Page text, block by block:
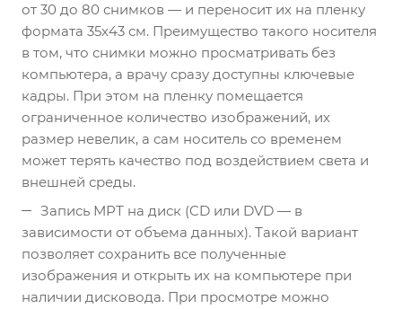
от 30 до 80 снимков — и переносит их на пленку
формата 35х43 см. Преимущество такого носителя
в том, что снимки можно просматривать без
компьютера, а врачу сразу доступны ключевые
кадры. При этом на пленку помещается
ограниченное количество изображений, их
размер невелик, а сам носитель со временем
может терять качество под воздействием света и
внешней среды.
Запись МРТ на диск (CD или DVD — в
зависимости от объема данных). Такой вариант
позволяет сохранить все полученные
изображения и открыть их на компьютере при
наличии дисковода. При просмотре можно